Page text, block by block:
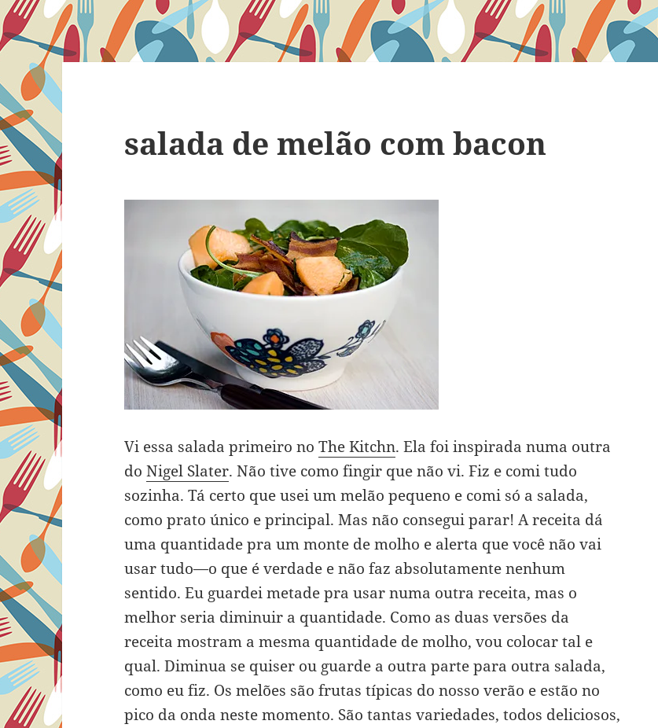
salada de melão com bacon
Vi essa salada primeiro noThe Kitchn. Ela foi inspirada numa outra
doNigel Slater. Não tive como fingir que não vi. Fiz e comi tudo
sozinha. Tá certo que usei um melão pequeno e comi só a salada,
como prato único e principal. Mas não consegui parar! A receita dá
uma quantidade pra um monte de molho e alerta que você não vai
usar tudo—o que é verdade e não faz absolutamente nenhum
sentido. Eu guardei metade pra usar numa outra receita, mas o
melhor seria diminuir a quantidade. Como as duas versões da
receita mostram a mesma quantidade de molho, vou colocar tal e
qual. Diminua se quiser ou guarde a outra parte para outra salada,
como eu fiz. Os melões são frutas típicas do nosso verão e estão no
pico da onda neste momento. São tantas variedades, todos deliciosos,